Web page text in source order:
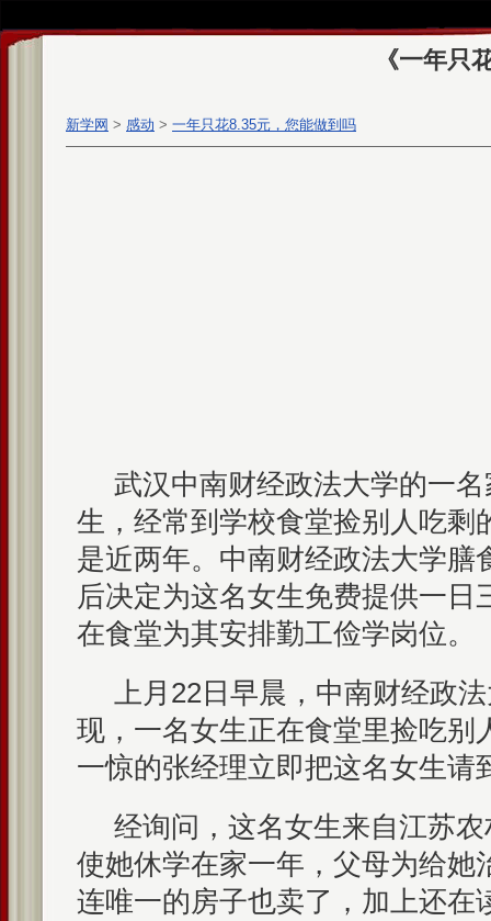
《一年只
新学网 > 感动 > 一年只花8.35元，您能做到吗
武汉中南财经政法大学的一
生，经常到学校食堂捡别人吃剩
是近两年。中南财经政法大学膳
后决定为这名女生免费提供一日
在食堂为其安排勤工俭学岗位。
上月22日早晨，中南财经政
现，一名女生正在食堂里捡吃别
一惊的张经理立即把这名女生请
经询问，这名女生来自江苏
使她休学在家一年，父母为给她
连唯一的房子也卖了，加上还在